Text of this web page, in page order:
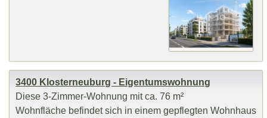
3400 Klosterneuburg - Eigentumswohnung
Diese 3-Zimmer-Wohnung mit ca. 76 m²
Wohnfläche befindet sich in einem gepflegten Wohnhaus